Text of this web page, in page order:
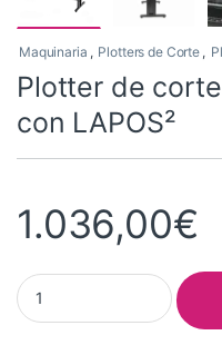
Maquinaria , Plotters de Corte ,
Plotter de
con LAPOS²
1.036,00€
Plotter de corte Secabo